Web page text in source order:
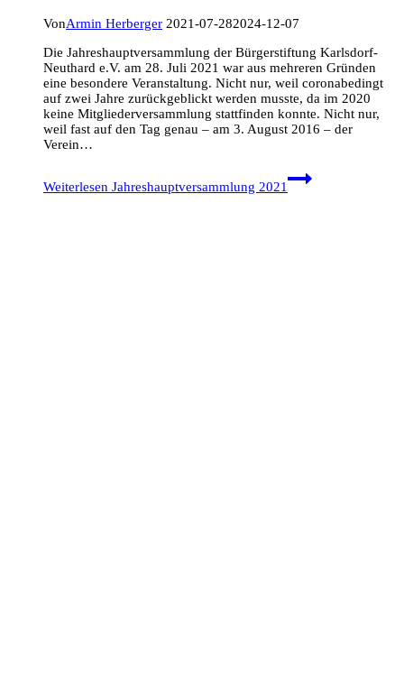
VonArmin Herberger 2021-07-282024-12-07
Die Jahreshauptversammlung der Bürgerstiftung Karlsdorf-
Neuthard e.V. am 28. Juli 2021 war aus mehreren Gründen
eine besondere Veranstaltung. Nicht nur, weil coronabedingt
auf zwei Jahre zurückgeblickt werden musste, da im 2020
keine Mitgliederversammlung stattfinden konnte. Nicht nur,
weil fast auf den Tag genau – am 3. August 2016 – der
Verein…
Weiterlesen Jahreshauptversammlung 2021